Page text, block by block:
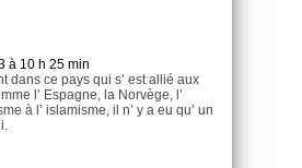
à 10 h 25 min
dans ce pays qui s’ est allié aux
l’ Espagne, la Norvège, l’
à l’ islamisme, il n’ y a eu qu’ un